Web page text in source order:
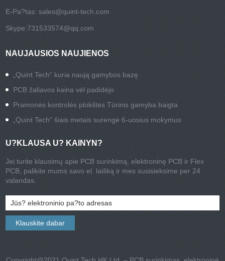
E-Pa?tas:sales@quint-tech.com
Skype:731533574@qq.com
NAUJAUSIOS NAUJIENOS
„Quint Tech“ kuria naują gamybos bazę
PCB žaliavos kaina vėl padidėjo
Pramonės kontrolės plokštės Tūrinis gamyba baigta
„Quint Tech“ šiais metais surengė 6-uosius mokymus
U?KLAUSA U? KAINYN?
Jei turite klausimų apie PCB surinkimą, elektroninę PCB ir Flex
PCB, palikite mums savo el. laišką ir mes susisieksime per 24
valandas.